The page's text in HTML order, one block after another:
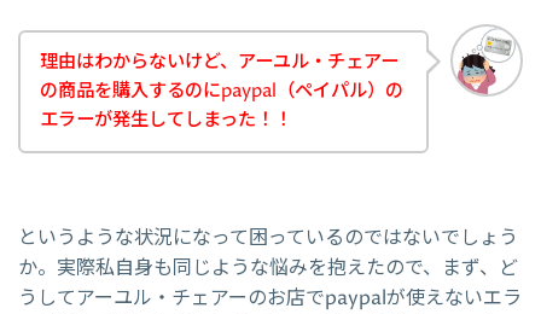
理由はわからないけど、アーユル・チェアー
の商品を購入するのにpaypal（ペイパル）の
エラーが発生してしまった！！
というような状況になって困っているのではないでしょう
か。実際私自身も同じような悩みを抱えたので、まず、ど
うしてアーユル・チェアーのお店でpaypalが使えないエラ